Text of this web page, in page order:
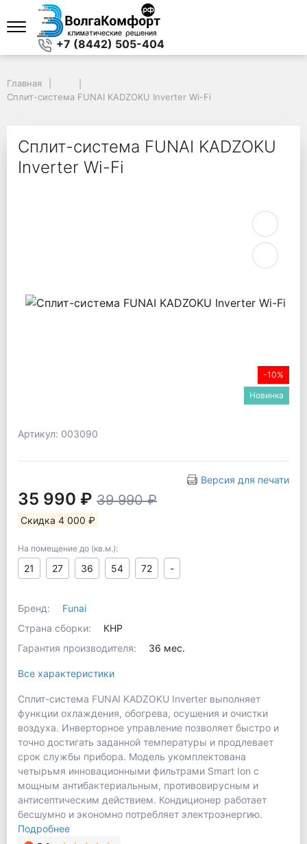
+7 (8442) 505-404
Сплит-система FUNAI KADZOKU Inverter Wi-Fi
Главная
Сплит-система FUNAI KADZOKU Inverter Wi-Fi
Сплит-система FUNAI KADZOKU
Inverter Wi-Fi
-10%
Новинка
Артикул: 003090
Версия для печати
35 990 ₽ 39 990 ₽
Скидка 4 000 ₽
На помещение до (кв.м.):
21 27 36 54 72 -
Бренд:
Funai
Страна сборки:
КНР
Гарантия производителя:
36 мес.
Все характеристики
Сплит-система FUNAI KADZOKU Inverter выполняет
функции охлаждения, обогрева, осушения и очистки
воздуха. Инверторное управление позволяет быстро и
точно достигать заданной температуры и продлевает
срок службы прибора. Модель укомплектована
четырьмя инновационными фильтрами Smart Ion с
мощным антибактериальным, противовирусным и
антисептическим действием. Кондиционер работает
бесшумно и экономно потребляет электроэнергию.
Подробнее